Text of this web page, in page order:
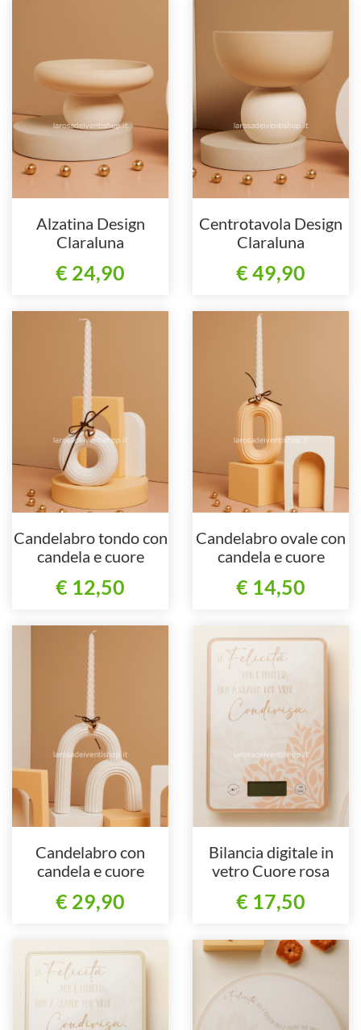
Alzatina Design
Claraluna
€ 24,90
Centrotavola Design
Claraluna
€ 49,90
Candelabro tondo con
candela e cuore
€ 12,50
Candelabro ovale con
candela e cuore
€ 14,50
Candelabro con
candela e cuore
€ 29,90
Bilancia digitale in
vetro Cuore rosa
€ 17,50